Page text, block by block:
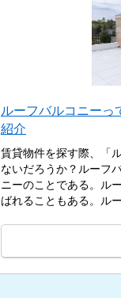
ルーフバルコニーっ
紹介
賃貸物件を探す際、「
ないだろうか？ルーフ
ニーのことである。ル
ばれることもある。ル